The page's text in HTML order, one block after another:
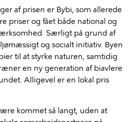
af prisen er Bybi, som allerede
priser og fået både national og
Særligt på grund af
og socialt initiativ. Byen
til at styrke naturen, samtidig
en ny generation af biavlere
Alligevel er en lokal pris
kommet så langt, uden at